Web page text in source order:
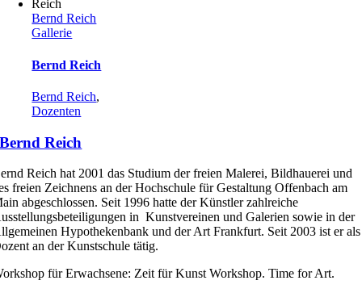
Bernd Reich
Gallerie
Bernd Reich
Bernd Reich,
Dozenten
Bernd Reich
Reich hat 2001 das Studium der freien Malerei, Bildhauerei und
freien Zeichnens an der Hochschule für Gestaltung Offenbach am
abgeschlossen. Seit 1996 hatte der Künstler zahlreiche
in Kunstvereinen und Galerien sowie in der
Hypothekenbank und der Art Frankfurt. Seit 2003 ist er als
an der Kunstschule tätig.
für Erwachsene: Zeit für Kunst Workshop. Time for Art.